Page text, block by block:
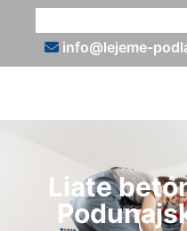
info@lejeme-
Liate